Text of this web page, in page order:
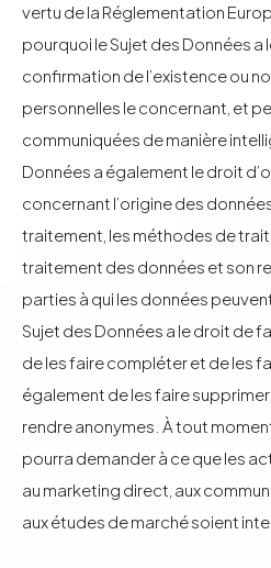
vertu de la Réglementation
pourquoi le Sujet des Données a
confirmation de l’existence ou
personnelles le concernant, et
communiquées de manière
Données a également le droit
concernant l’origine des
traitement, les méthodes de
traitement des données et son
parties à qui les données
Sujet des Données a le droit de
de les faire compléter et de les
également de les faire
rendre anonymes. À tout
pourra demander à ce que les
au marketing direct, aux
aux études de marché soient